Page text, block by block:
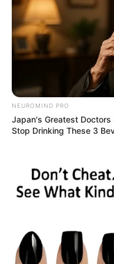
4. Berkas bertumpuk
ternyata bisa juga
berkarya
NEUROMIND PRO
Japan's Greatest
Stop Drinking These 3